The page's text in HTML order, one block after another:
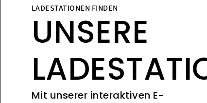
LADESTATIONEN FINDEN
UNSERE
Mit unserer interaktiven E-